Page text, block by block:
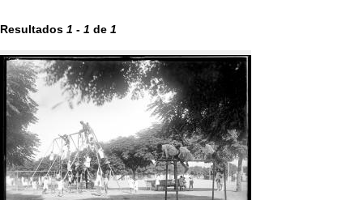
Resultados 1 - 1 de 1